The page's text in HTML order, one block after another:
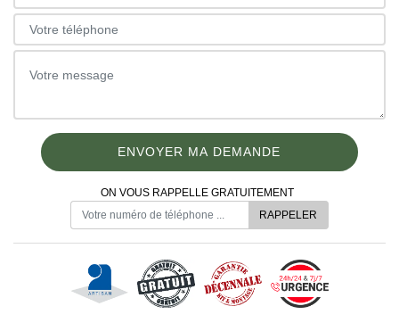
ON VOUS RAPPELLE GRATUITEMENT